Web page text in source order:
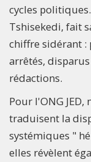
cycles
Tshisekedi, fait
chiffre sidérant :
arrêtés,
rédactions.
Pour l'ONG JED,
traduisent la
systémiques "
elles révèlent